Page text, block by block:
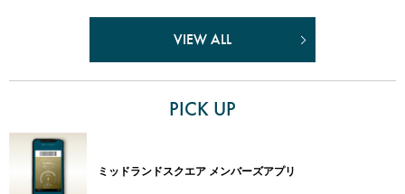
VIEW ALL
PICK UP
ミッドランドスクエア メンバーズアプリ